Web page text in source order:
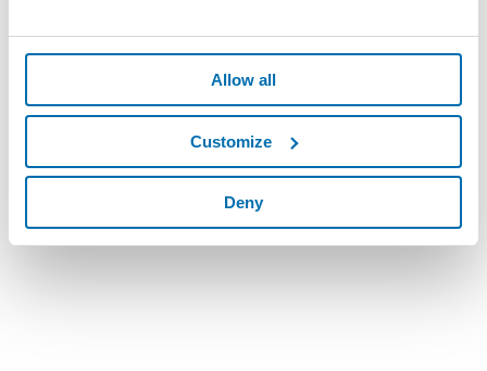
Allow all
Customize
Deny